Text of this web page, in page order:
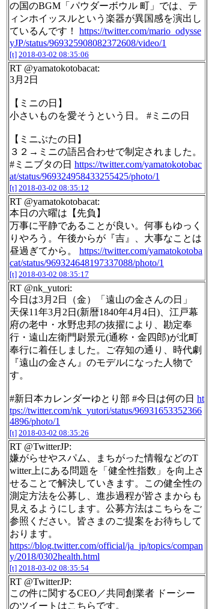
の国のBGM「パウダーボウル 町」では、テ
ィンホイッスルという楽器が異国感を演出し
ているんです！ https://twitter.com/mario_odysse
yJP/status/969325908082372608/video/1
[t] 2018-03-02 08:35:06
RT @yamatokotobacat:
3月2日
【ミニの日】
小さいものを愛そうという日。 #ミニの日
【ミニぶたの日】
３２→ミニの語呂合わせで制定されました。
#ミニブタの日 https://twitter.com/yamatokotobac
at/status/969324958433255425/photo/1
[t] 2018-03-02 08:35:12
RT @yamatokotobacat:
本日の六曜は【先負】
万事に平静であることが良い。何事もゆっく
りやろう。午後からが『吉』、大事なことは
昼過ぎてから。 https://twitter.com/yamatokotoba
cat/status/969324648197337088/photo/1
[t] 2018-03-02 08:35:17
RT @nk_yutori:
今日は3月2日（金）「遠山の金さんの日」
天保11年3月2日(新暦1840年4月4日)、江戸幕
府の老中・水野忠邦の抜擢により、勘定奉
行・遠山左衛門尉景元(通称・金四郎)が北町
奉行に着任しました。ご存知の通り、時代劇
『遠山の金さん』のモデルになった人物で
す。
#新日本カレンダーゆとり部 #今日は何の日 ht
tps://twitter.com/nk_yutori/status/96931653352366
4896/photo/1
[t] 2018-03-02 08:35:26
RT @TwitterJP:
嫌がらせやスパム、まちがった情報などのT
witter上にある問題を「健全性指数」を向上さ
せることで解決していきます。この健全性の
測定方法を公募し、進歩過程が皆さまからも
見えるようにします。公募方法はこちらをご
参照ください。皆さまのご提案をお待ちして
おります。
https://blog.twitter.com/official/ja_jp/topics/compan
y/2018/0302health.html
[t] 2018-03-02 08:35:54
RT @TwitterJP:
この件に関するCEO／共同創業者 ドーシー
のツイートはこちらです。